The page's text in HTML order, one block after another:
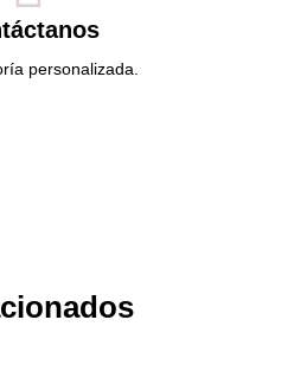
personalizada.